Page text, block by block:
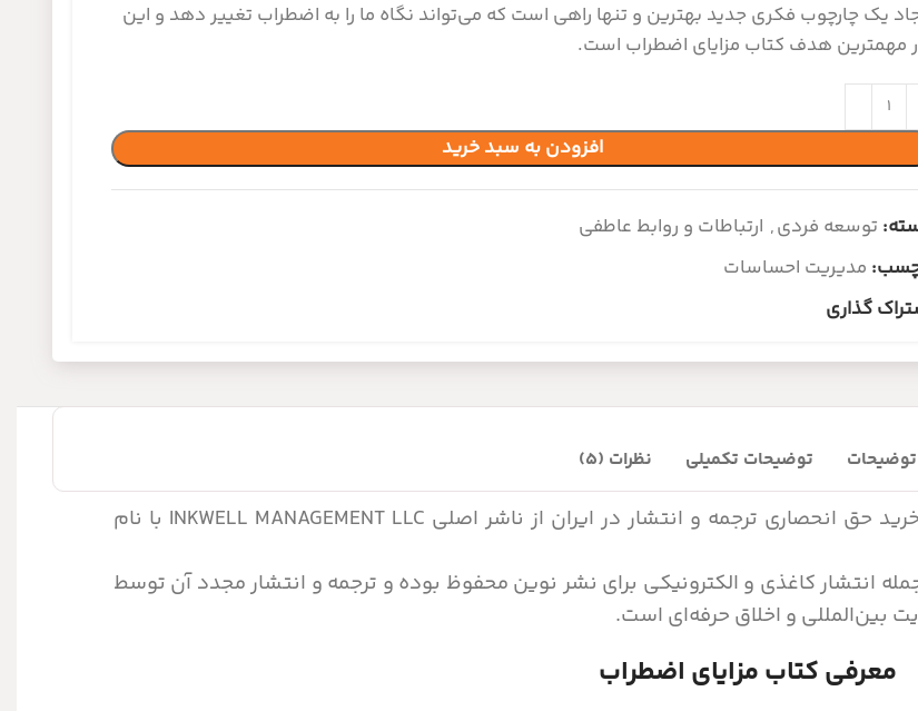
یک چارچوب فکری جدید بهترین و تنها راهی است که می‌تواند نگاه ما را به اضطراب تغییر دهد و این
مهم‏ترین هدف کتاب مزایای اضطراب است.
افزودن به سبد خرید
توسعه فردی, ارتباطات و روابط عاطفی
مدیریت احساسات
گذاری
توضیحات توضیحات تکمیلی نظرات (5)
را با خرید حق انحصاری ترجمه و انتشار در ایران از ناشر اصلی INKWELL MANAGEMENT LLC با نام
انتشار کاغذی و الکترونیکی برای نشر نوین محفوظ بوده و ترجمه و انتشار مجدد آن توسط
بین‌المللی و اخلاق حرفه‌ای است.
معرفی کتاب مزایای اضطراب